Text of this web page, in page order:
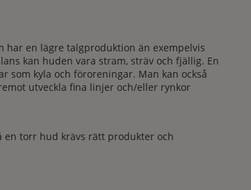
en lägre talgproduktion än exempelvis
kan huden vara stram, sträv och fjällig. En
som kyla och föroreningar. Man kan också
utveckla fina linjer och/eller rynkor
torr hud krävs rätt produkter och